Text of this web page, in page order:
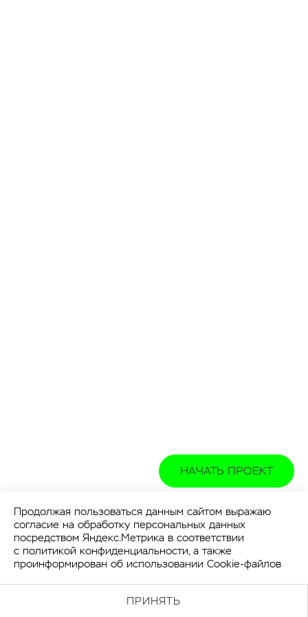
НАЧАТЬ ПРОЕКТ
Продолжая пользоваться данным сайтом выражаю
согласие на обработку персональных данных
посредством Яндекс.Метрика в соответствии
с политикой конфиденциальности, а также
проинформирован об использовании Cookie-файлов
ПРИНЯТЬ